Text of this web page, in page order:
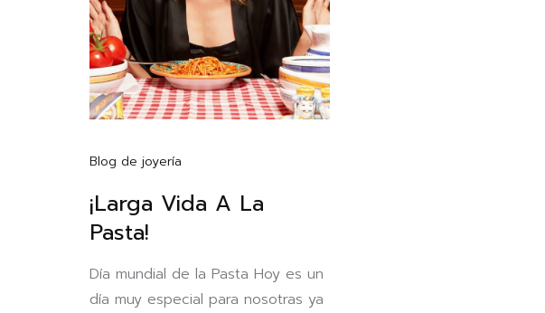
Blog de joyería
¡Larga Vida A La
Pasta!
Día mundial de la Pasta Hoy es un
día muy especial para nosotras ya